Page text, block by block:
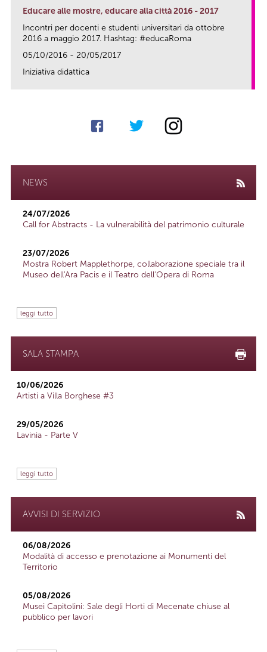
Educare alle mostre, educare alla città 2016 - 2017
Incontri per docenti e studenti universitari da ottobre
2016 a maggio 2017. Hashtag: #educaRoma
05/10/2016 - 20/05/2017
Iniziativa didattica
NEWS
24/07/2026
Call for Abstracts - La vulnerabilità del patrimonio culturale
23/07/2026
Mostra Robert Mapplethorpe, collaborazione speciale tra il
Museo dell'Ara Pacis e il Teatro dell'Opera di Roma
leggi tutto
SALA STAMPA
10/06/2026
Artisti a Villa Borghese #3
29/05/2026
Lavinia - Parte V
leggi tutto
AVVISI DI SERVIZIO
06/08/2026
Modalità di accesso e prenotazione ai Monumenti del
Territorio
05/08/2026
Musei Capitolini: Sale degli Horti di Mecenate chiuse al
pubblico per lavori